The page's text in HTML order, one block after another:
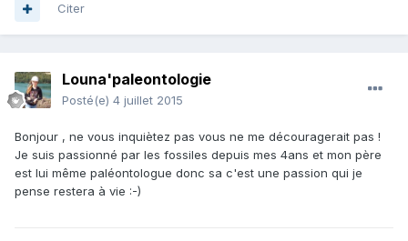
Citer
Louna'paleontologie
Posté(e) 4 juillet 2015
Bonjour , ne vous inquiètez pas vous ne me découragerait pas !
Je suis passionné par les fossiles depuis mes 4ans et mon père
est lui même paléontologue donc sa c'est une passion qui je
pense restera à vie :-)